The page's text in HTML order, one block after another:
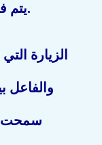
يتم فيها أداء الرسالة التعليمية والتربوية.
والفاعل
سمحت